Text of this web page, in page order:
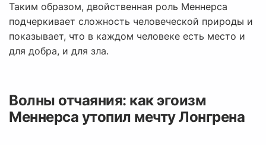
Таким образом, двойственная роль Меннерса
подчеркивает сложность человеческой природы и
показывает, что в каждом человеке есть место и
для добра, и для зла.
Волны отчаяния: как эгоизм
Меннерса утопил мечту Лонгрена